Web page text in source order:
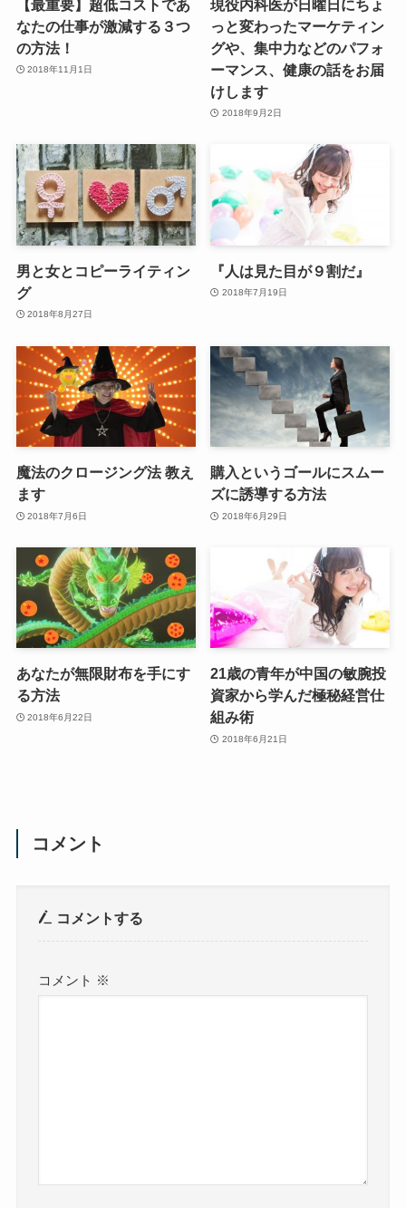
【最重要】超低コストであ
なたの仕事が激減する３つ
の方法！
2018年11月1日
現役内科医が日曜日にちょ
っと変わったマーケティン
グや、集中力などのパフォ
ーマンス、健康の話をお届
けします
2018年9月2日
男と女とコピーライティン
グ
2018年8月27日
『人は見た目が９割だ』
2018年7月19日
魔法のクロージング法 教え
ます
2018年7月6日
購入というゴールにスムー
ズに誘導する方法
2018年6月29日
あなたが無限財布を手にす
る方法
2018年6月22日
21歳の青年が中国の敏腕投
資家から学んだ極秘経営仕
組み術
2018年6月21日
コメント
コメントする
コメント ※